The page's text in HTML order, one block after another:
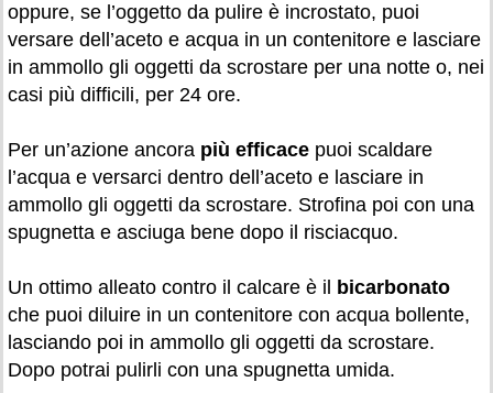
oppure, se l’oggetto da pulire è incrostato, puoi
versare dell’aceto e acqua in un contenitore e lasciare
in ammollo gli oggetti da scrostare per una notte o, nei
casi più difficili, per 24 ore.
Per un’azione ancora più efficace puoi scaldare
l’acqua e versarci dentro dell’aceto e lasciare in
ammollo gli oggetti da scrostare. Strofina poi con una
spugnetta e asciuga bene dopo il risciacquo.
Un ottimo alleato contro il calcare è il
bicarbonato
che puoi diluire in un contenitore con acqua bollente,
lasciando poi in ammollo gli oggetti da scrostare.
Dopo potrai pulirli con una spugnetta umida.